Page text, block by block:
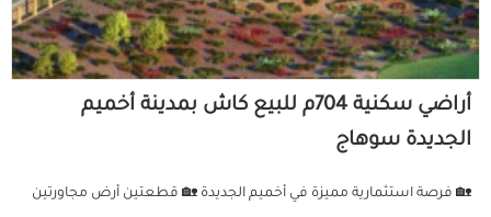
أراضي سكنية 704م للبيع كاش بمدينة أخميم
الجديدة سوهاج
🏡 فرصة استثمارية مميزة في أخميم الجديدة 🏡 قطعتين أرض مجاورتين